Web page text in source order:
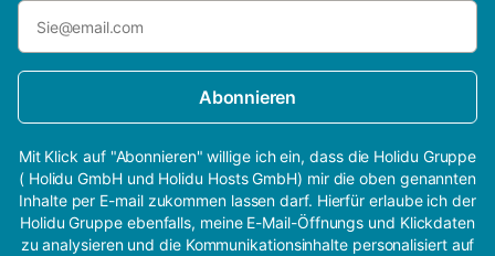
Abonnieren
Mit Klick auf "Abonnieren" willige ich ein, dass die Holidu Gruppe
( Holidu GmbH und Holidu Hosts GmbH) mir die oben genannten
Inhalte per E-mail zukommen lassen darf. Hierfür erlaube ich der
Holidu Gruppe ebenfalls, meine E-Mail-Öffnungs und Klickdaten
zu analysieren und die Kommunikationsinhalte personalisiert auf